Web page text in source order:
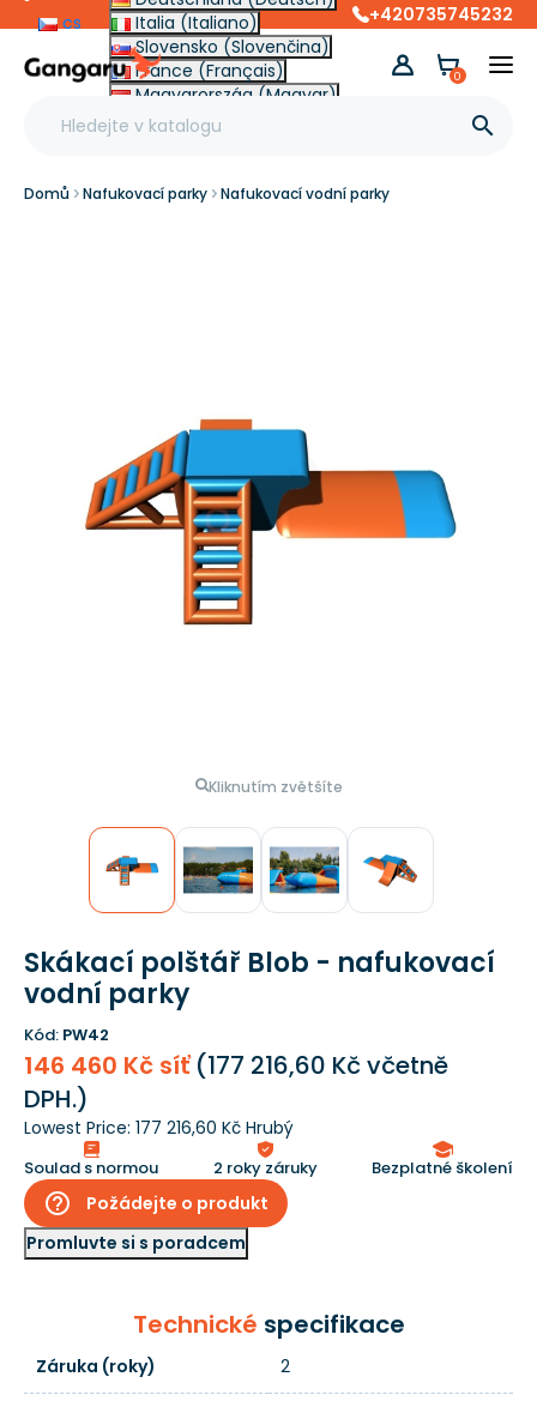
cs
Italia (Italiano)
Slovensko (Slovenčina)
France (Français)
Magyarország (Magyar)
Other (English €)
+420735745232

0
Domů Nafukovací parky Nafukovací vodní parky
Kliknutím zvětšíte
Skákací polštář Blob - nafukovací
vodní parky
Kód: PW42
146 460 Kč síť (177 216,60 Kčvčetně
DPH.)
Lowest Price: 177 216,60 Kč Hrubý
Soulad s normou 2 roky záruky Bezplatné školení
help_outline
Požádejte o produkt
Promluvte si s poradcem
Technické specifikace
Záruka (roky) 2